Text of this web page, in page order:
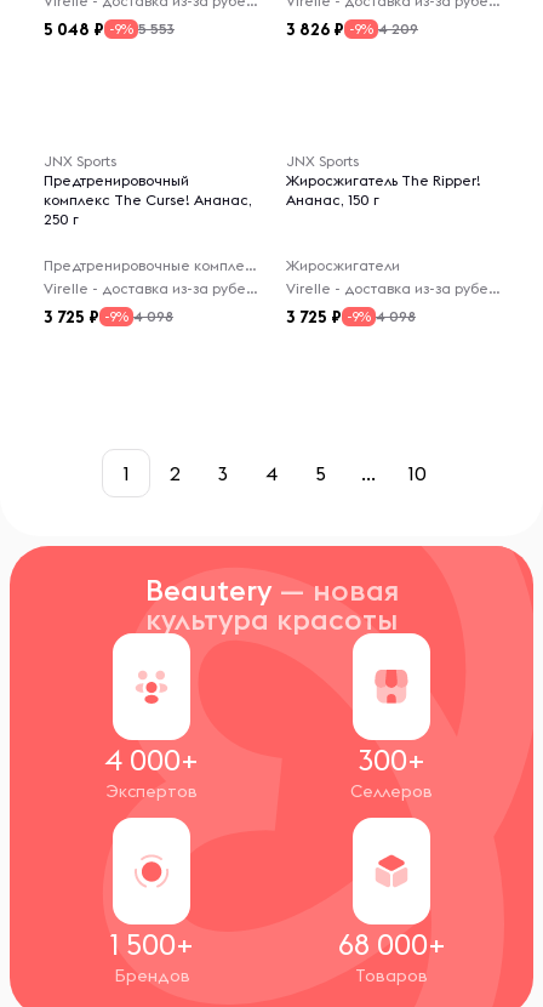
5 048 -9% 5 553 3 826 -9% 4 209
JNX Sports
Предтренировочный
комплекс The Curse! Ананас,
250 г
Предтренировочные комплексы
Virelle - доставка из-за рубежа
3 725 -9% 4 098
JNX Sports
Жиросжигатель The Ripper!
Ананас, 150 г
Жиросжигатели
Virelle - доставка из-за рубежа
3 725 -9% 4 098
1 2 3 4 5 ... 10
Beautery — новая
культура красоты
4 000+
Экспертов
300+
Селлеров
1 500+
Брендов
68 000+
Товаров